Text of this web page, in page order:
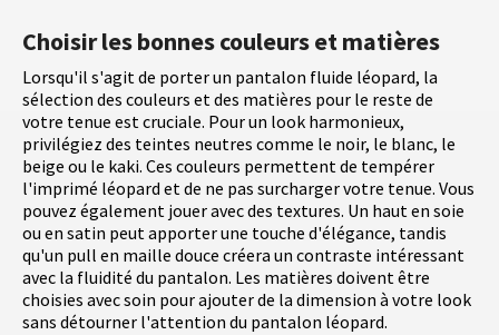
Choisir les bonnes couleurs et matières
Lorsqu'il s'agit de porter un pantalon fluide léopard, la
sélection des couleurs et des matières pour le reste de
votre tenue est cruciale. Pour un look harmonieux,
privilégiez des teintes neutres comme le noir, le blanc, le
beige ou le kaki. Ces couleurs permettent de tempérer
l'imprimé léopard et de ne pas surcharger votre tenue. Vous
pouvez également jouer avec des textures. Un haut en soie
ou en satin peut apporter une touche d'élégance, tandis
qu'un pull en maille douce créera un contraste intéressant
avec la fluidité du pantalon. Les matières doivent être
choisies avec soin pour ajouter de la dimension à votre look
sans détourner l'attention du pantalon léopard.